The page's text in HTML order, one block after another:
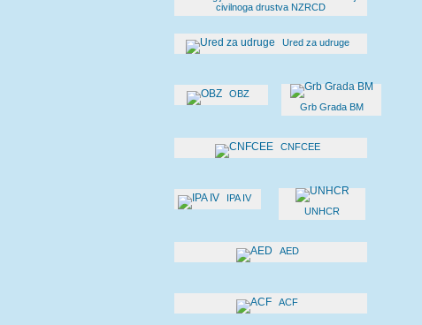
civilnoga drustva NZRCD
Ured za udruge
OBZ
Grb Grada BM
CNFCEE
IPA IV
UNHCR
AED
ACF